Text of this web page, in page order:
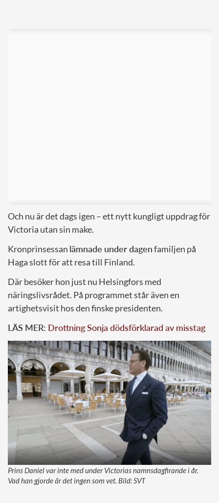
Och nu är det dags igen – ett nytt kungligt uppdrag för
Victoria utan sin make.
Kronprinsessan lämnade under dagenfamiljen på
Haga slott för att resa till Finland.
Där besöker hon just nu Helsingfors med
näringslivsrådet. På programmet står även en
artighetsvisit hos den finske presidenten.
LÄS MER: Drottning Sonja dödsförklarad av misstag
Prins Daniel var inte med under Victorias namnsdagfirande i år.
Vad han gjorde är det ingen som vet. Bild: SVT